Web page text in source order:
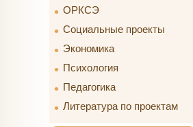
ОРКСЭ
Социальные проекты
Экономика
Психология
Педагогика
Литература по проектам